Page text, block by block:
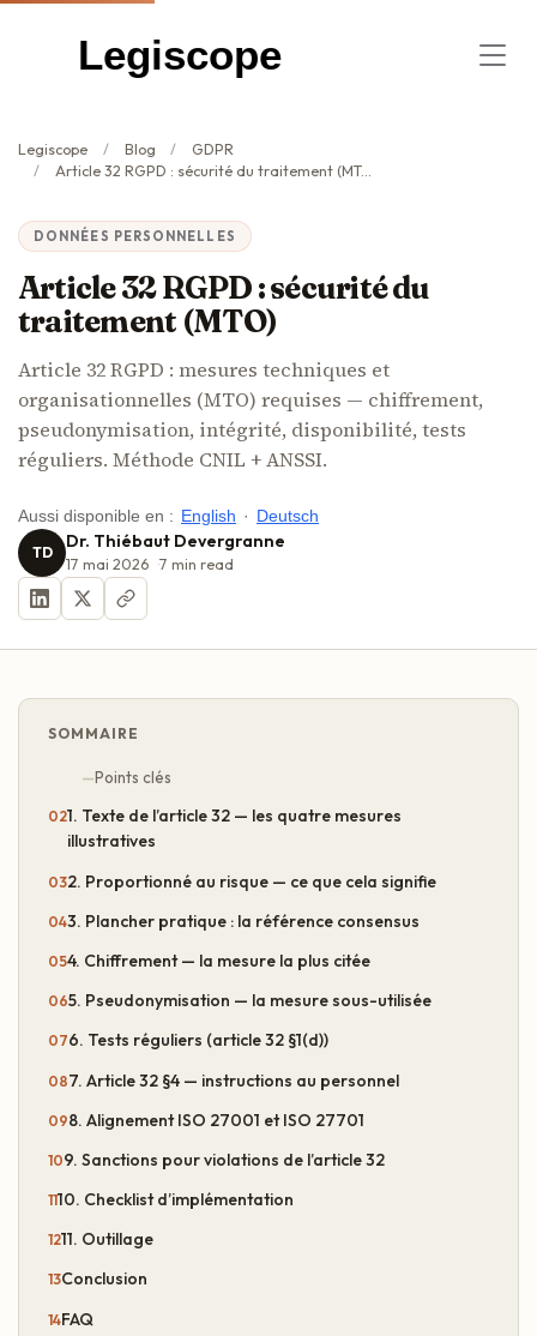
Legiscope
Legiscope Blog
GDPR
Article 32 RGPD : sécurité du traitement (MTO)
DONNÉES PERSONNELLES
Article 32 RGPD : sécurité du
traitement (MTO)
Article 32 RGPD : mesures techniques et
organisationnelles (MTO) requises — chiffrement,
pseudonymisation, intégrité, disponibilité, tests
réguliers. Méthode CNIL + ANSSI.
Aussi disponible en : English · Deutsch
TD Dr. Thiébaut Devergranne
17 mai 2026 7 min read
SOMMAIRE
Points clés
1. Texte de l’article 32 — les quatre mesures
illustratives
2. Proportionné au risque — ce que cela signifie
3. Plancher pratique : la référence consensus
4. Chiffrement — la mesure la plus citée
5. Pseudonymisation — la mesure sous-utilisée
6. Tests réguliers (article 32 §1(d))
7. Article 32 §4 — instructions au personnel
8. Alignement ISO 27001 et ISO 27701
9. Sanctions pour violations de l’article 32
10. Checklist d’implémentation
11. Outillage
Conclusion
FAQ